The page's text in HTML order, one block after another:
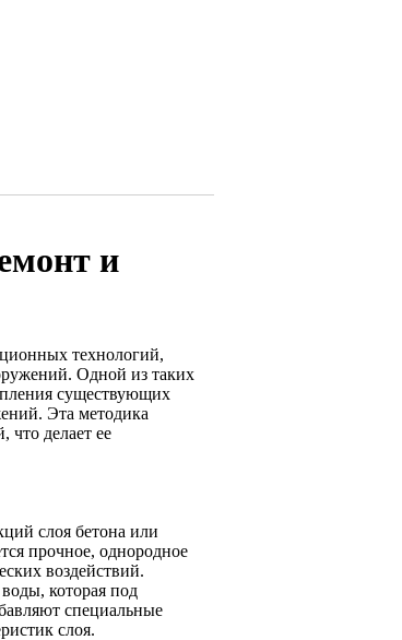
и
технологий,
Одной из таких
существующих
Эта методика
что делает ее
слоя бетона или
прочное, однородное
воздействий.
которая под
специальные
слоя.